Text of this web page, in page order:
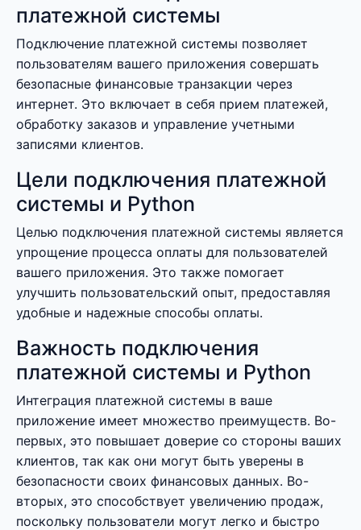
платежной системы
Подключение платежной системы позволяет
пользователям вашего приложения совершать
безопасные финансовые транзакции через
интернет. Это включает в себя прием платежей,
обработку заказов и управление учетными
записями клиентов.
Цели подключения платежной
системы и Python
Целью подключения платежной системы является
упрощение процесса оплаты для пользователей
вашего приложения. Это также помогает
улучшить пользовательский опыт, предоставляя
удобные и надежные способы оплаты.
Важность подключения
платежной системы и Python
Интеграция платежной системы в ваше
приложение имеет множество преимуществ. Во-
первых, это повышает доверие со стороны ваших
клиентов, так как они могут быть уверены в
безопасности своих финансовых данных. Во-
вторых, это способствует увеличению продаж,
поскольку пользователи могут легко и быстро